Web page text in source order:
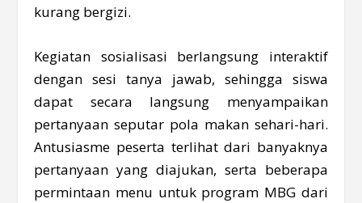
kurang bergizi.
Kegiatan sosialisasi berlangsung interaktif
dengan sesi tanya jawab, sehingga siswa
dapat secara langsung menyampaikan
pertanyaan seputar pola makan sehari-hari.
Antusiasme peserta terlihat dari banyaknya
pertanyaan yang diajukan, serta beberapa
permintaan menu untuk program MBG dari